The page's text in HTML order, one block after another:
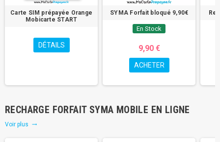
Carte SIM prépayée Orange
Mobicarte START
DÉTAILS
SYMA Forfait bloqué 9,90€
En Stock
9,90 €
ACHETER
RECHARGE FORFAIT SYMA MOBILE EN LIGNE
Voir plus trending_flat